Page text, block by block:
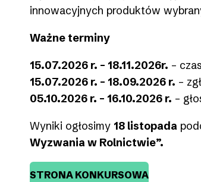
innowacyjnych produktów
Ważne terminy
15.07.2026 r. – 18.11.2026r. –
15.07.2026 r. – 18.09.2026 r. –
05.10.2026 r. – 16.10.2026 r. –
Wyniki ogłosimy 18 listopada
Wyzwania w Rolnictwie”.
STRONA KONKURSOWA